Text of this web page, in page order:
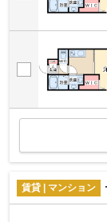
賃貸 | マンション